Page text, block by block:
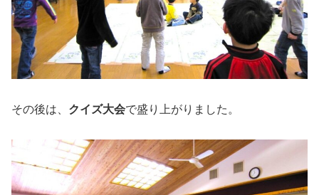
その後は、 クイズ大会で盛り上がりました。